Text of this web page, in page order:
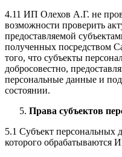
4.11 ИП Олехов А.Г. не
возможности проверить
предоставляемой
полученных посредством
того, что субъекты
добросовестно,
персональные данные и
состоянии.
Права субъектов
5.1 Субъект персональных
которого обрабатываются